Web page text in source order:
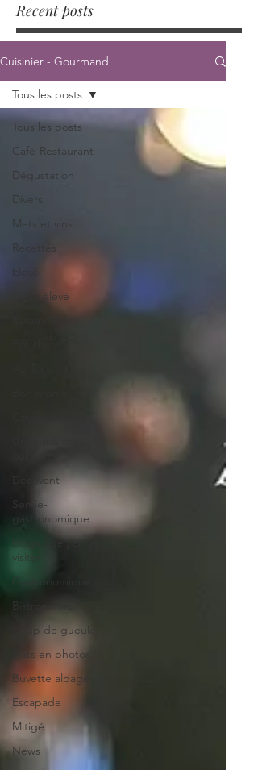
Recent posts
Cuisinier - Gourmand
Tous les posts
Café-Restaurant
Dégustation
Divers
Mets et vins
Recettes
Elevé
Assez élevé
Décevant
Semie-
gastronomique
Blogs que j'aime
visiter
Gastronomique
Bistronomie
Coup de gueule
Plats en photos
Buvette alpage
Escapade
Mitigé
News
Tous les posts